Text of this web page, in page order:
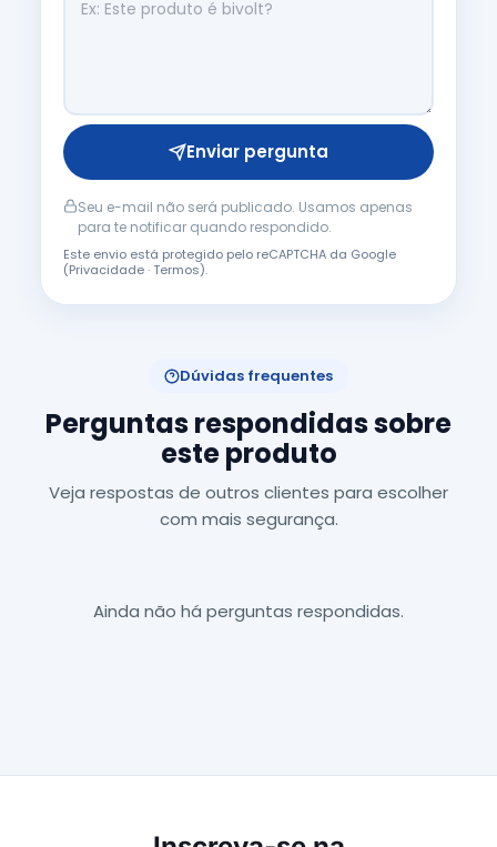
Enviar pergunta
Seu e-mail não será publicado. Usamos apenas
para te notificar quando respondido.
Este envio está protegido pelo reCAPTCHA da Google
(Privacidade·Termos).
Dúvidas frequentes
Perguntas respondidas sobre
este produto
Veja respostas de outros clientes para escolher
com mais segurança.
Ainda não há perguntas respondidas.